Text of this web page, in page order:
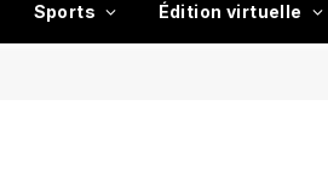
Sports Édition virtuelle